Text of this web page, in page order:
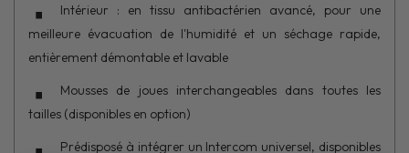
Intérieur : en tissu antibactérien avancé, pour une
meilleure évacuation de l'humidité et un séchage rapide,
entièrement démontable et lavable
Mousses de joues interchangeables dans toutes les
tailles (disponibles en option)
Prédisposé à intégrer un Intercom universel, disponibles